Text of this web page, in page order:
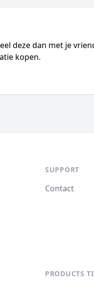
deze dan met je
kopen.
SUPPORT
Contact
PRODUCTS